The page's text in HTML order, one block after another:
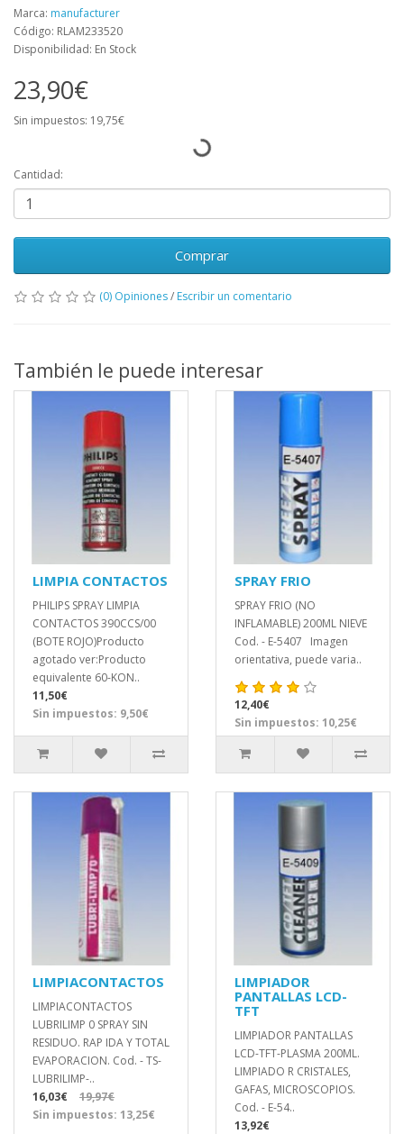
Marca: manufacturer
Código: RLAM233520
Disponibilidad: En Stock
23,90€
Sin impuestos: 19,75€
Cantidad:
Comprar
(0) Opiniones/ Escribir un comentario
También le puede interesar
LIMPIA CONTACTOS
PHILIPS SPRAY LIMPIA
CONTACTOS 390CCS/00
(BOTE ROJO)Producto
agotado ver:Producto
equivalente 60-KON..
11,50€
Sin impuestos: 9,50€
SPRAY FRIO
SPRAY FRIO (NO
INFLAMABLE) 200ML NIEVE
Cod. - E-5407 Imagen
orientativa, puede varia..
12,40€
Sin impuestos: 10,25€
LIMPIACONTACTOS
LIMPIACONTACTOS
LUBRILIMP 0 SPRAY SIN
RESIDUO. RAP IDA Y TOTAL
EVAPORACION. Cod. - TS-
LUBRILIMP-..
16,03€
19,97€
Sin impuestos: 13,25€
LIMPIADOR
PANTALLAS LCD-
TFT
LIMPIADOR PANTALLAS
LCD-TFT-PLASMA 200ML.
LIMPIADO R CRISTALES,
GAFAS, MICROSCOPIOS.
Cod. - E-54..
13,92€